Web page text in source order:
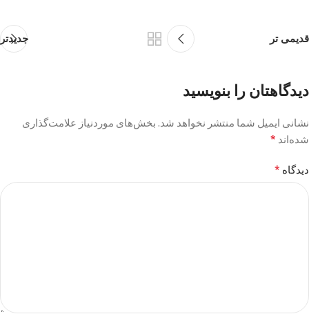
جدیدتر قدیمی تر
دیدگاهتان را بنویسید
نشانی ایمیل شما منتشر نخواهد شد. بخش‌های موردنیاز علامت‌گذاری
شده‌اند *
دیدگاه *